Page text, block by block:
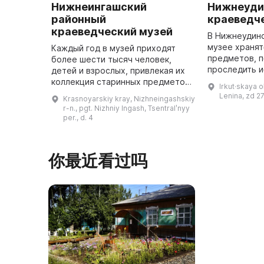
Нижнеингашский
районный
краеведческий музей
Каждый год в музей приходят
более шести тысяч человек,
детей и взрослых, привлекая их
коллекция старинных предметов
Отечественной войне.
Гордостью музея стал уголок
Krasnoyarskiy kray, Nizhneingashskiy
r-n., pgt. Nizhniy Ingash, Tsentralʹnyy
per., d. 4
В
музее
предметов,
проследить
региона.
Irkut·skaya
Lenina, zd 27
你最近看过吗